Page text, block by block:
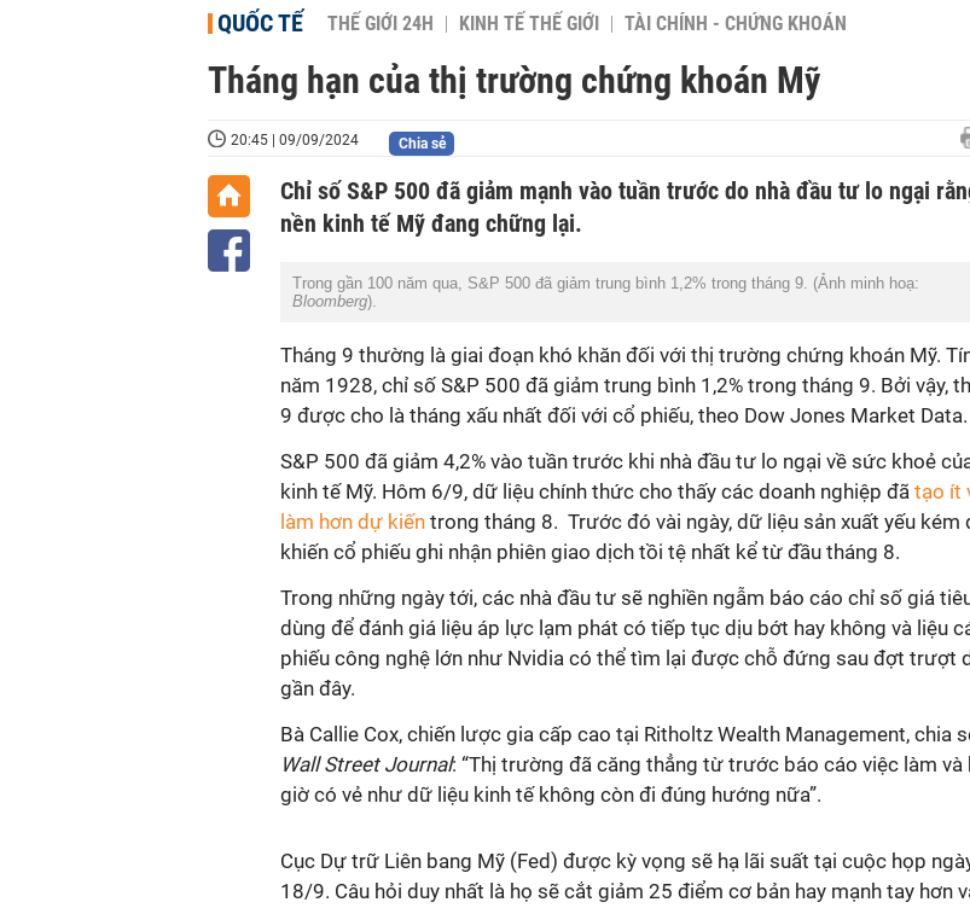
QUỐC TẾ THẾ GIỚI 24H KINH TẾ THẾ GIỚI TÀI CHÍNH - CHỨNG KHOÁN
Tháng hạn của thị trường chứng khoán Mỹ
20:45 | 09/09/2024 Chia sẻ
Chỉ số S&P 500 đã giảm mạnh vào tuần trước do nhà đầu tư lo ngại
nền kinh tế Mỹ đang chững lại.
Trong gần 100 năm qua, S&P 500 đã giảm trung bình 1,2% trong tháng 9. (Ảnh minh hoạ:
Bloomberg).
Tháng 9 thường là giai đoạn khó khăn đối với thị trường chứng khoán Mỹ.
năm 1928, chỉ số S&P 500 đã giảm trung bình 1,2% trong tháng 9. Bởi vậy,
9 được cho là tháng xấu nhất đối với cổ phiếu, theo Dow Jones Market Data.
S&P 500 đã giảm 4,2% vào tuần trước khi nhà đầu tư lo ngại về sức khoẻ
kinh tế Mỹ. Hôm 6/9, dữ liệu chính thức cho thấy các doanh nghiệp đã tạo ít
làm hơn dự kiến trong tháng 8. Trước đó vài ngày, dữ liệu sản xuất yếu kém
khiến cổ phiếu ghi nhận phiên giao dịch tồi tệ nhất kể từ đầu tháng 8.
Trong những ngày tới, các nhà đầu tư sẽ nghiền ngẫm báo cáo chỉ số giá
dùng để đánh giá liệu áp lực lạm phát có tiếp tục dịu bớt hay không và liệu
phiếu công nghệ lớn như Nvidia có thể tìm lại được chỗ đứng sau đợt trượt
gần đây.
Bà Callie Cox, chiến lược gia cấp cao tại Ritholtz Wealth Management, chia
Wall Street Journal: “Thị trường đã căng thẳng từ trước báo cáo việc làm và
giờ có vẻ như dữ liệu kinh tế không còn đi đúng hướng nữa”.
Cục Dự trữ Liên bang Mỹ (Fed) được kỳ vọng sẽ hạ lãi suất tại cuộc họp
18/9. Câu hỏi duy nhất là họ sẽ cắt giảm 25 điểm cơ bản hay mạnh tay hơn